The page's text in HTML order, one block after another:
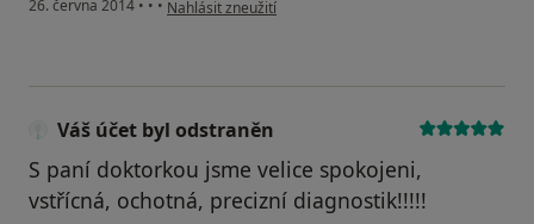
26. června 2014 • • • Nahlásit zneužití
Váš účet byl odstraněn
S paní doktorkou jsme velice spokojeni,
vstřícná, ochotná, precizní diagnostik!!!!!